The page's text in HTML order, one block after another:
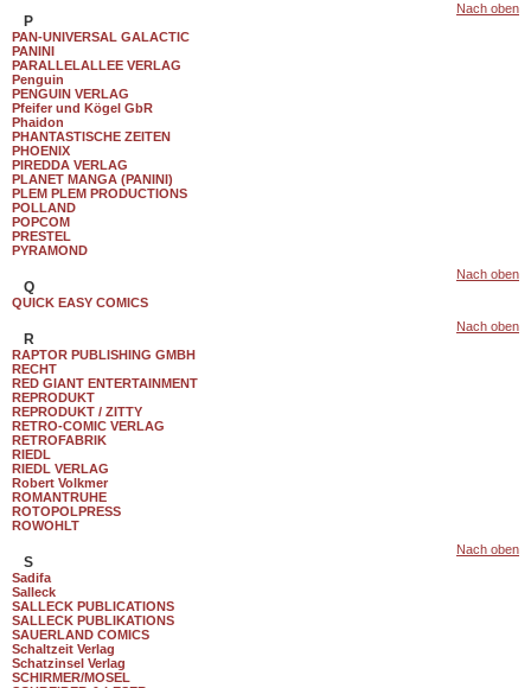
Nach oben
P
PAN-UNIVERSAL GALACTIC
PANINI
PARALLELALLEE VERLAG
Penguin
PENGUIN VERLAG
Pfeifer und Kögel GbR
Phaidon
PHANTASTISCHE ZEITEN
PHOENIX
PIREDDA VERLAG
PLANET MANGA (PANINI)
PLEM PLEM PRODUCTIONS
POLLAND
POPCOM
PRESTEL
PYRAMOND
Nach oben
Q
QUICK EASY COMICS
Nach oben
R
RAPTOR PUBLISHING GMBH
RECHT
RED GIANT ENTERTAINMENT
REPRODUKT
REPRODUKT / ZITTY
RETRO-COMIC VERLAG
RETROFABRIK
RIEDL
RIEDL VERLAG
Robert Volkmer
ROMANTRUHE
ROTOPOLPRESS
ROWOHLT
Nach oben
S
Sadifa
Salleck
SALLECK PUBLICATIONS
SALLECK PUBLIKATIONS
SAUERLAND COMICS
Schaltzeit Verlag
Schatzinsel Verlag
SCHIRMER/MOSEL